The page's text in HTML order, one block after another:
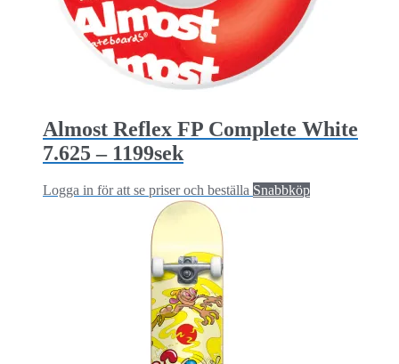
Almost Reflex FP Complete White
7.625 – 1199sek
Logga in för att se priser och beställa Snabbköp